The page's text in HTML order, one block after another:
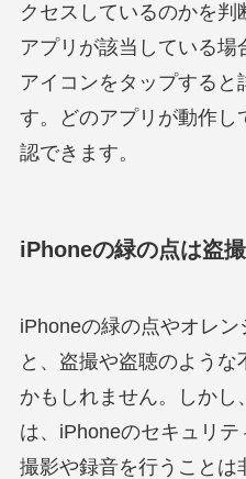
クセスしているのかを
アプリが該当している場
アイコンをタップすると
す。どのアプリが動作し
認できます。
iPhoneの緑の点は盗
iPhoneの緑の点やオレ
と、盗撮や盗聴のような
かもしれません。しか
は、iPhoneのセキュリ
撮影や録音を行うことは